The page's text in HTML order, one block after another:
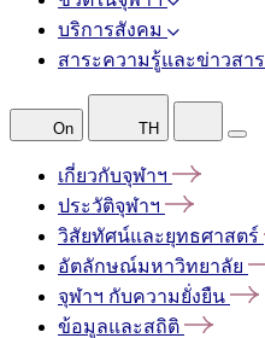
บริการสังคม
สาระความรู้และข่าวสาร
On TH
เกี่ยวกับจุฬาฯ
ประวัติจุฬาฯ
วิสัยทัศน์และยุทธศาสตร์
อัตลักษณ์มหาวิทยาลัย
จุฬาฯ กับความยั่งยืน
ข้อมูลและสถิติ